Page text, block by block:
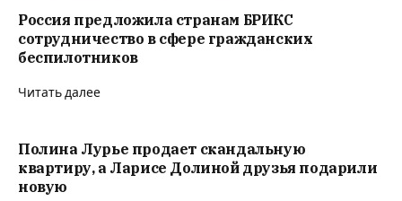
Россия предложила странам БРИКС
сотрудничество в сфере гражданских
беспилотников
Читать далее
Полина Лурье продает скандальную
квартиру, а Ларисе Долиной друзья подарили
новую